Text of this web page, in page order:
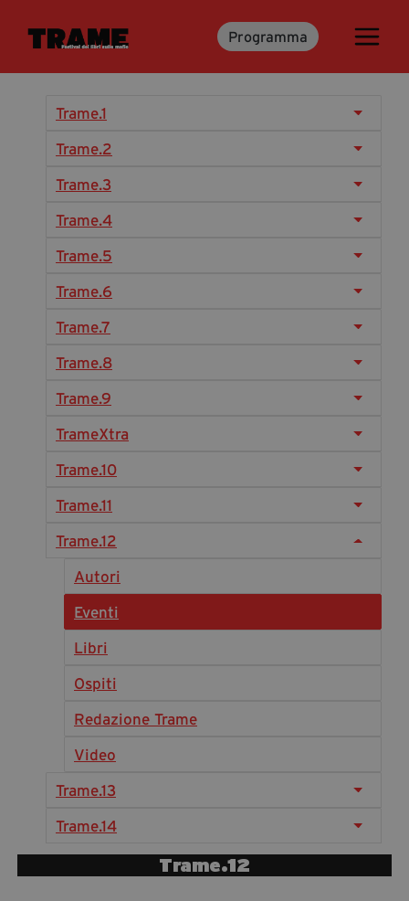
Programma
Trame.15
Ospiti
Media & Press
Cartella Stampa
Rassegna Stampa
Partecipa
Diventa Partner
Fondazione Trame
Chi Siamo
Civico Trame
#Trameascuola
Visioni Civiche
Il Diritto di Essere
Archivio Storico
Contatti
segreteria@tramefestival.it
info@tramefestival.itTrame.12
Trame.1
Trame.2
Trame.3
Trame.4
Trame.5
Trame.6
Trame.7
Trame.8
Trame.9
TrameXtra
Trame.10
Trame.11
Trame.12
Autori
Eventi
Libri
Ospiti
Redazione Trame
Video
Trame.13
Trame.14